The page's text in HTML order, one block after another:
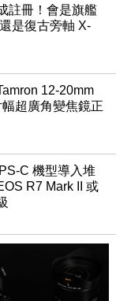
註冊！會是旗艦
是復古旁軸 X-
12-20mm
超廣角變焦鏡正
C 機型導入堆
R7 Mark II 或